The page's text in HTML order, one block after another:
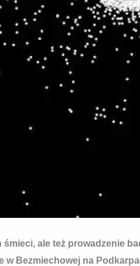
ale też prowadzenie
Bezmiechowej na